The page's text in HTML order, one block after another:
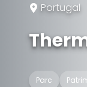
Portugal
Parc